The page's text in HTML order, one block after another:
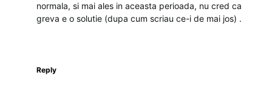
normala, si mai ales in aceasta perioada, nu cred ca
greva e o solutie (dupa cum scriau ce-i de mai jos) .
Reply